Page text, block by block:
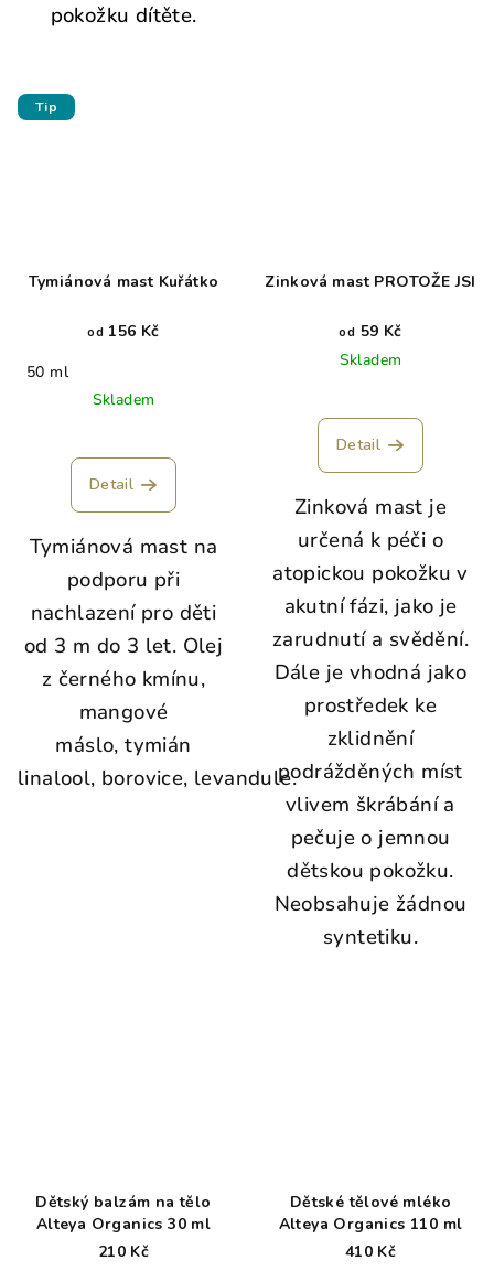
pokožku dítěte.
Tip
Tymiánová mast Kuřátko
od 156 Kč
50 ml
Skladem
Detail
Tymiánová mast na
podporu při
nachlazení pro děti
od 3 m do 3 let. Olej
z černého kmínu,
mangové
máslo, tymián
linalool, borovice, levandule.
Zinková mast PROTOŽE JSI
od 59 Kč
Skladem
hodnocení
produktu
z
5
hvězdiček.
Detail
Zinková mast je
určená k péči o
atopickou pokožku v
akutní fázi, jako je
zarudnutí a svědění.
Dále je vhodná jako
prostředek ke
zklidnění
podrážděných míst
vlivem škrábání a
pečuje o jemnou
dětskou pokožku.
Neobsahuje žádnou
syntetiku.
Dětský balzám na tělo
Alteya Organics 30 ml
210 Kč
Dětské tělové mléko
Alteya Organics 110 ml
410 Kč